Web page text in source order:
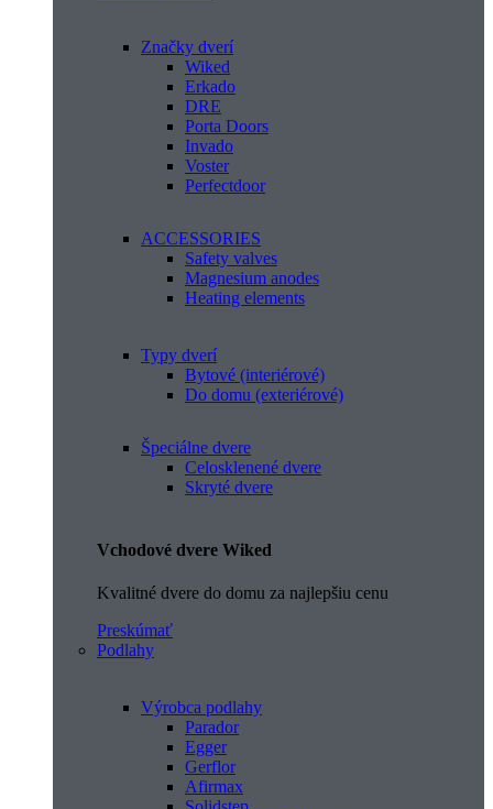
Značky dverí
Wiked
Erkado
DRE
Porta Doors
Invado
Voster
Perfectdoor
ACCESSORIES
Safety valves
Magnesium anodes
Heating elements
Typy dverí
Bytové (interiérové)
Do domu (exteriérové)
Špeciálne dvere
Celosklenené dvere
Skryté dvere
Vchodové dvere Wiked
Kvalitné dvere do domu za najlepšiu cenu
Preskúmať
Podlahy
Výrobca podlahy
Parador
Egger
Gerflor
Afirmax